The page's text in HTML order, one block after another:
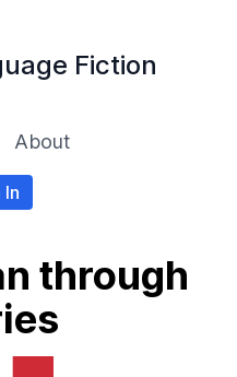
Fiction
About
In
through